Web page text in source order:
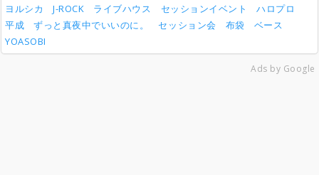
ヨルシカ
J-ROCK ライブハウス セッションイベント
ハロプロ
平成
ずっと真夜中でいいのに。 セッション会 布袋
ベース
YOASOBI
Ads by Google